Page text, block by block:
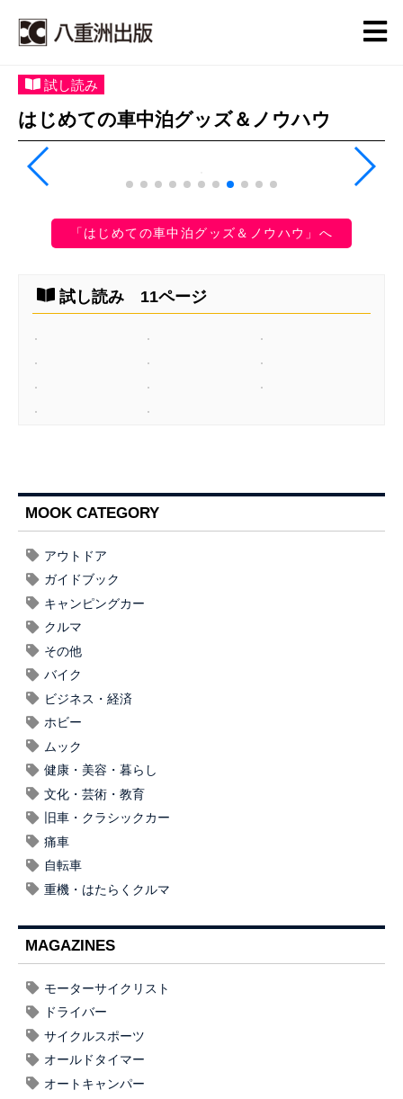
試し読み
はじめての車中泊グッズ＆ノウハウ
「はじめての車中泊グッズ＆ノウハウ」へ
試し読み 11ページ
MOOK CATEGORY
アウトドア
ガイドブック
キャンピングカー
クルマ
その他
バイク
ビジネス・経済
ホビー
ムック
健康・美容・暮らし
文化・芸術・教育
旧車・クラシックカー
痛車
自転車
重機・はたらくクルマ
MAGAZINES
モーターサイクリスト
ドライバー
サイクルスポーツ
オールドタイマー
オートキャンパー